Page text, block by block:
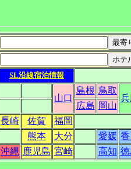
SL沿線宿泊情報
山口
島根 鳥取
広島 岡山
長崎
佐賀
福岡
熊本
大分 愛媛
沖縄 鹿児島 宮崎 高知